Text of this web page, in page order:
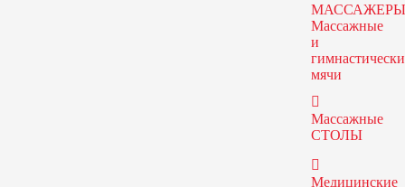
Массажные
и
мячи
Массажные
СТОЛЫ
Медицинские